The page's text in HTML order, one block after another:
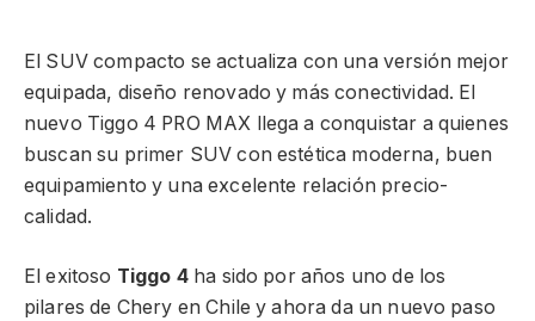
El SUV compacto se actualiza con una versión mejor
equipada, diseño renovado y más conectividad. El
nuevo Tiggo 4 PRO MAX llega a conquistar a quienes
buscan su primer SUV con estética moderna, buen
equipamiento y una excelente relación precio-
calidad.
El exitoso Tiggo 4ha sido por años uno de los
pilares de Chery en Chile y ahora da un nuevo paso